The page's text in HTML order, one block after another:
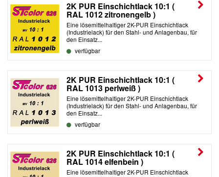
2K PUR Einschichtlack 10:1 (
RAL 1012 zitronengelb )
Eine lösemittelhaltiger 2K-PUR Einschichtlack
(Industrielack) für den Stahl- und Anlagenbau, für
den Einsatz...
verfügbar
2K PUR Einschichtlack 10:1 (
RAL 1013 perlweiß )
Eine lösemittelhaltiger 2K-PUR Einschichtlack
(Industrielack) für den Stahl- und Anlagenbau, für
den Einsatz...
verfügbar
2K PUR Einschichtlack 10:1 (
RAL 1014 elfenbein )
Eine lösemittelhaltiger 2K-PUR Einschichtlack